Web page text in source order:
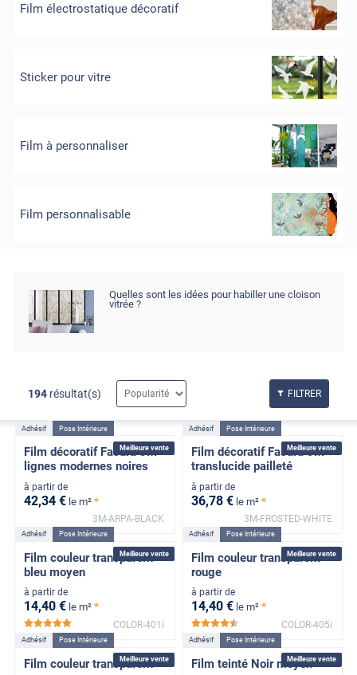
Film électrostatique décoratif
Sticker pour vitre
Film à personnaliser
Film personnalisable
Quelles sont les idées pour habiller une cloison
vitrée ?
194 résultat(s) FILTRER
Meilleure vente
Adhésif Pose Intérieure
Film décoratif Fasara 3M
lignes modernes noires
à partir de
42,34 € le m² *
3M-ARPA-BLACK
Meilleure vente
Adhésif Pose Intérieure
Film décoratif Fasara 3M
translucide pailleté
à partir de
36,78 € le m² *
3M-FROSTED-WHITE
Meilleure vente
Adhésif Pose Intérieure
Film couleur transparent
bleu moyen
à partir de
14,40 € le m² *
COLOR-401i
Meilleure vente
Adhésif Pose Intérieure
Film couleur transparent
rouge
à partir de
14,40 € le m² *
*****
COLOR-405i
Meilleure vente
Adhésif Pose Intérieure
Film couleur transparent
Meilleure vente
Adhésif Pose Intérieure
Film teinté Noir moyen